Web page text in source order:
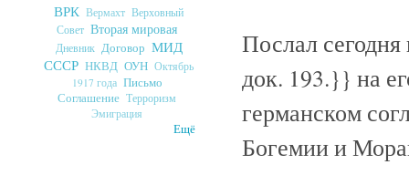
ВРК Вермахт Верховный
Совет Вторая мировая
Дневник Договор МИД
СССР НКВД ОУН Октябрь
1917 года Письмо
Соглашение Терроризм
Эмиграция
Ещё
Послал
док. 193.}} на
германском
Богемии и